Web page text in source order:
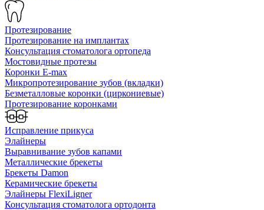
Протезирование
Протезирование на имплантах
Консультация стоматолога ортопеда
Мостовидные протезы
Коронки E-max
Микропротезирование зубов (вкладки)
Безметалловые коронки (циркониевые)
Протезирование коронками
Исправление прикуса
Элайнеры
Выравнивание зубов капами
Металлические брекеты
Брекеты Damon
Керамические брекеты
Элайнеры FlexiLigner
Консультация стоматолога ортодонта